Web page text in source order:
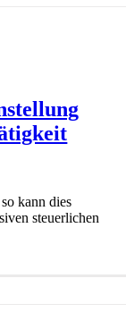
kann dies
steuerlichen